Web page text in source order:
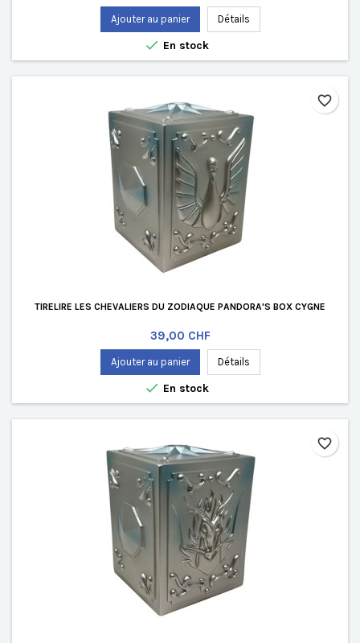
Ajouter au panier Détails
 En stock
TIRELIRE LES CHEVALIERS DU ZODIAQUE PANDORA'S BOX CYGNE
Prix
39,00 CHF
Ajouter au panier Détails
 En stock
favorite_border
favorite_border